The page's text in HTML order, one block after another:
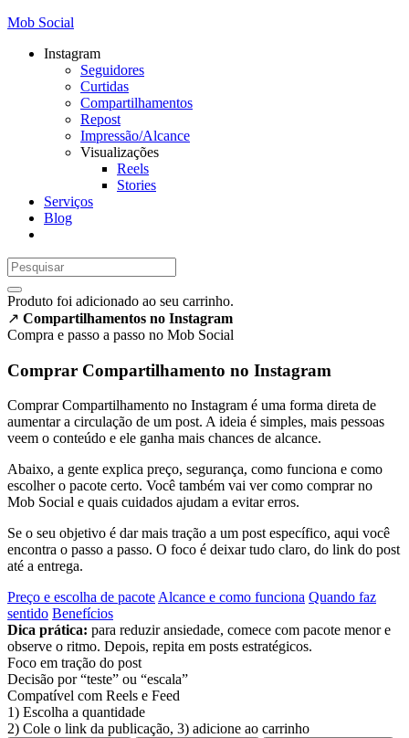
Mob Social
Instagram
Seguidores
Curtidas
Compartilhamentos
Repost
Impressão/Alcance
Visualizações
Reels
Stories
Serviços
Blog
Produto foi adicionado ao seu carrinho.
↗ Compartilhamentos no Instagram
Compra e passo a passo no Mob Social
Comprar Compartilhamento no Instagram
Comprar Compartilhamento no Instagram é uma forma direta de
aumentar a circulação de um post. A ideia é simples, mais pessoas
veem o conteúdo e ele ganha mais chances de alcance.
Abaixo, a gente explica preço, segurança, como funciona e como
escolher o pacote certo. Você também vai ver como comprar no
Mob Social e quais cuidados ajudam a evitar erros.
Se o seu objetivo é dar mais tração a um post específico, aqui você
encontra o passo a passo. O foco é deixar tudo claro, do link do post
até a entrega.
Preço e escolha de pacoteAlcance e como funciona Quando faz
sentido Benefícios
Dica prática: para reduzir ansiedade, comece com pacote menor e
observe o ritmo. Depois, repita em posts estratégicos.
Foco em tração do post
Decisão por “teste” ou “escala”
Compatível com Reels e Feed
1) Escolha a quantidade
2) Cole o link da publicação, 3) adicione ao carrinho